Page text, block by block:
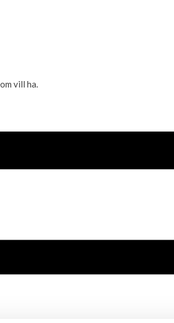
vill ha.